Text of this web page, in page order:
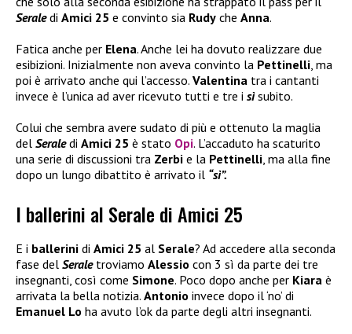
Seraledi Amici 25 e convinto sia Rudy che Anna.
Fatica anche per Elena. Anche lei ha dovuto realizzare due
esibizioni. Inizialmente non aveva convinto la Pettinelli , ma
poi è arrivato anche qui l’accesso. Valentina tra i cantanti
invece è l’unica ad aver ricevuto tutti e tre i sìsubito.
Colui che sembra avere sudato di più e ottenuto la maglia
del Seraledi Amici 25 è stato Opi. L’accaduto ha scaturito
una serie di discussioni tra Zerbi e la Pettinelli , ma alla fine
dopo un lungo dibattito è arrivato il “sì”.
I ballerini al Serale di Amici 25
E i ballerini di Amici 25 al Serale? Ad accedere alla seconda
fase del Seraletroviamo Alessio con 3 sì da parte dei tre
insegnanti, così come Simone. Poco dopo anche per Kiara è
arrivata la bella notizia. Antonio invece dopo il ‘no’ di
Emanuel Lo ha avuto l’ok da parte degli altri insegnanti.